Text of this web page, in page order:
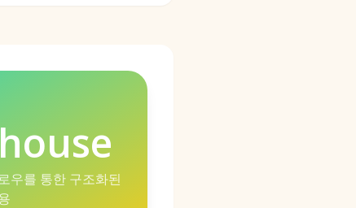
우를 통한 구조화된